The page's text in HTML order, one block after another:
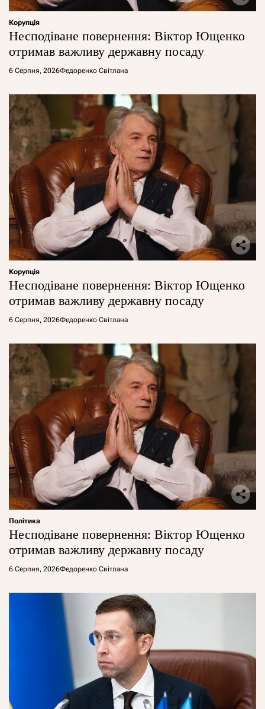
Корупція
Несподіване повернення: Віктор Ющенко
отримав важливу державну посаду
6 Серпня, 2026Федоренко Світлана
Корупція
Несподіване повернення: Віктор Ющенко
отримав важливу державну посаду
6 Серпня, 2026Федоренко Світлана
Політика
Несподіване повернення: Віктор Ющенко
отримав важливу державну посаду
6 Серпня, 2026Федоренко Світлана